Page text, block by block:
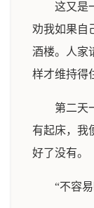
这又是
劝我如果自
酒楼。人家
样才维持得
第二天
有起床，我
好了没有。
“不容